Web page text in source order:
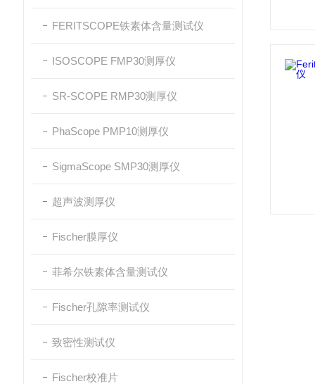
FERITSCOPE铁素体含量测试仪
ISOSCOPE FMP30测厚仪
SR-SCOPE RMP30测厚仪
PhaScope PMP10测厚仪
SigmaScope SMP30测厚仪
超声波测厚仪
Fischer膜厚仪
菲希尔铁素体含量测试仪
Fischer孔隙率测试仪
致密性测试仪
Fischer校准片